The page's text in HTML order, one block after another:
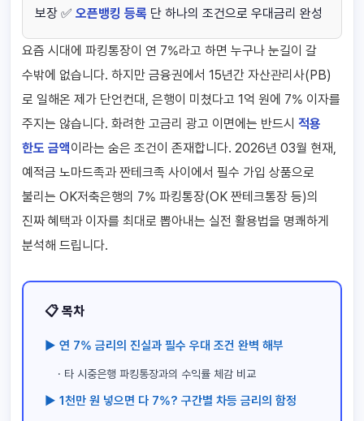
보장 ✅ 오픈뱅킹 등록 단 하나의 조건으로 우대금리 완성
요즘 시대에 파킹통장이 연 7%라고 하면 누구나 눈길이 갈
수밖에 없습니다. 하지만 금융권에서 15년간 자산관리사(PB)
로 일해온 제가 단언컨대, 은행이 미쳤다고 1억 원에 7% 이자를
주지는 않습니다. 화려한 고금리 광고 이면에는 반드시 적용
한도 금액이라는 숨은 조건이 존재합니다. 2026년 03월 현재,
예적금 노마드족과 짠테크족 사이에서 필수 가입 상품으로
불리는 OK저축은행의 7% 파킹통장(OK 짠테크통장 등)의
진짜 혜택과 이자를 최대로 뽑아내는 실전 활용법을 명쾌하게
분석해 드립니다.
📋 목차
▶ 연 7% 금리의 진실과 필수 우대 조건 완벽 해부
· 타 시중은행 파킹통장과의 수익률 체감 비교
▶ 1천만 원 넣으면 다 7%? 구간별 차등 금리의 함정